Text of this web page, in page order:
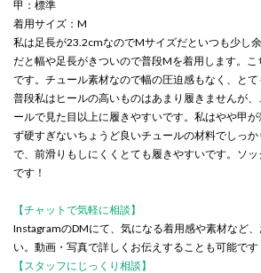
甲：標準
着用サイズ：M
私は足長が23.2cmなのでMサイズだといつも少し
だと幅や足長がきついので普段Mを着用します。こ
です。チュール素材なので幅の圧迫感もなく、とて
普段私はヒールの高いものはあまり履きませんが
ールで見た目以上に履きやすいです。私はやや甲
ず硬すぎないちょうど良いチュールの材料でしっ
で、前滑りもしにくくとても履きやすいです。ソ
です！
【チャットで気軽に相談】
InstagramのDMにて、気になる着用感や素材など
い。動画・写真で詳しくお伝えすることも可能です
【スタッフにじっくり相談】